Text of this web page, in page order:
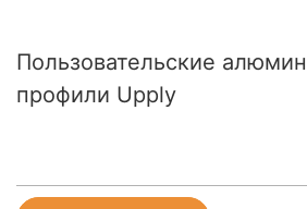
Пользовательские
профили Upply